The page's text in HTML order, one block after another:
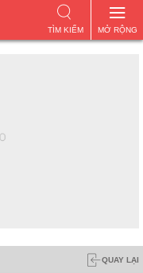
MỞ RỘNG
TÌM KIẾM
QUAY LẠI